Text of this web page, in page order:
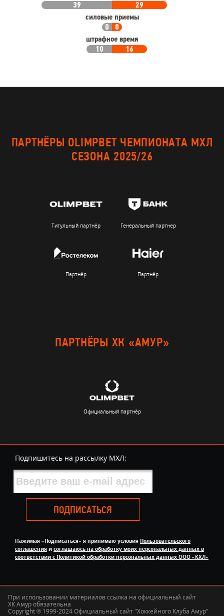
39
29
силовые приемы
0
0
штрафное время
10
16
ПАРТНЁРЫ OLIMPBET ЧЕМПИОНАТА МХЛ
СЕЗОНА 2025/26
Титульный партнёр Генеральный партнер
Партнёр Партнёр
ПАРТНЁРЫ ХК «АМУР»
Официальный партнёр
Подпишитесь на рассылку МХЛ:
ПОДПИСАТЬСЯ
Нажимая «Подписаться» я принимаю условия Пользовательского
соглашения и соглашаюсь на обработку моих персональных данных в
соответствии с Политикой обработки персональных данных ООО «КХЛ»
При использовании материалов ссылка на официальный сайт
ХК Амур обязательна
Copyright ® 1999-2024 Официальный сайт "Хоккейного Клуба Амур"